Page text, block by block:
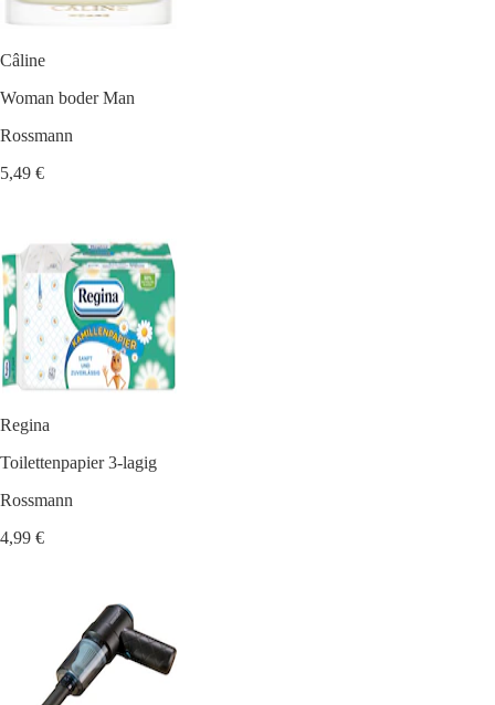
Câline
Woman boder Man
Rossmann
5,49 €
Regina
Toilettenpapier 3-lagig
Rossmann
4,99 €